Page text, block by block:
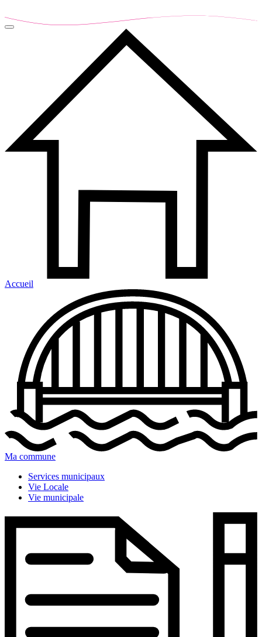
Accueil
Ma commune
Services municipaux
Vie Locale
Vie municipale